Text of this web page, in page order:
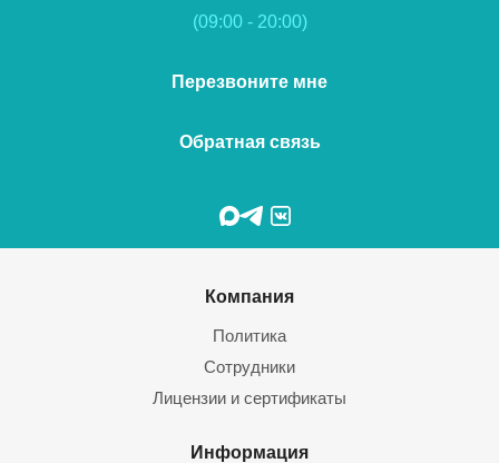
(09:00 - 20:00)
Перезвоните мне
Обратная связь
Компания
Политика
Сотрудники
Лицензии и сертификаты
Информация